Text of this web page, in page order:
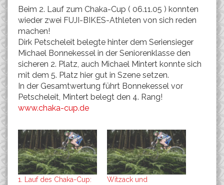
Beim 2. Lauf zum Chaka-Cup ( 06.11.05 ) konnten
wieder zwei FUJI-BIKES-Athleten von sich reden
machen!
Dirk Petscheleit belegte hinter dem Seriensieger
Michael Bonnekessel in der Seniorenklasse den
sicheren 2. Platz, auch Michael Mintert konnte sich
mit dem 5. Platz hier gut in Szene setzen.
In der Gesamtwertung führt Bonnekessel vor
Petscheleit, Mintert belegt den 4. Rang!
www.chaka-cup.de
1. Lauf des Chaka-Cup:
Witzack und